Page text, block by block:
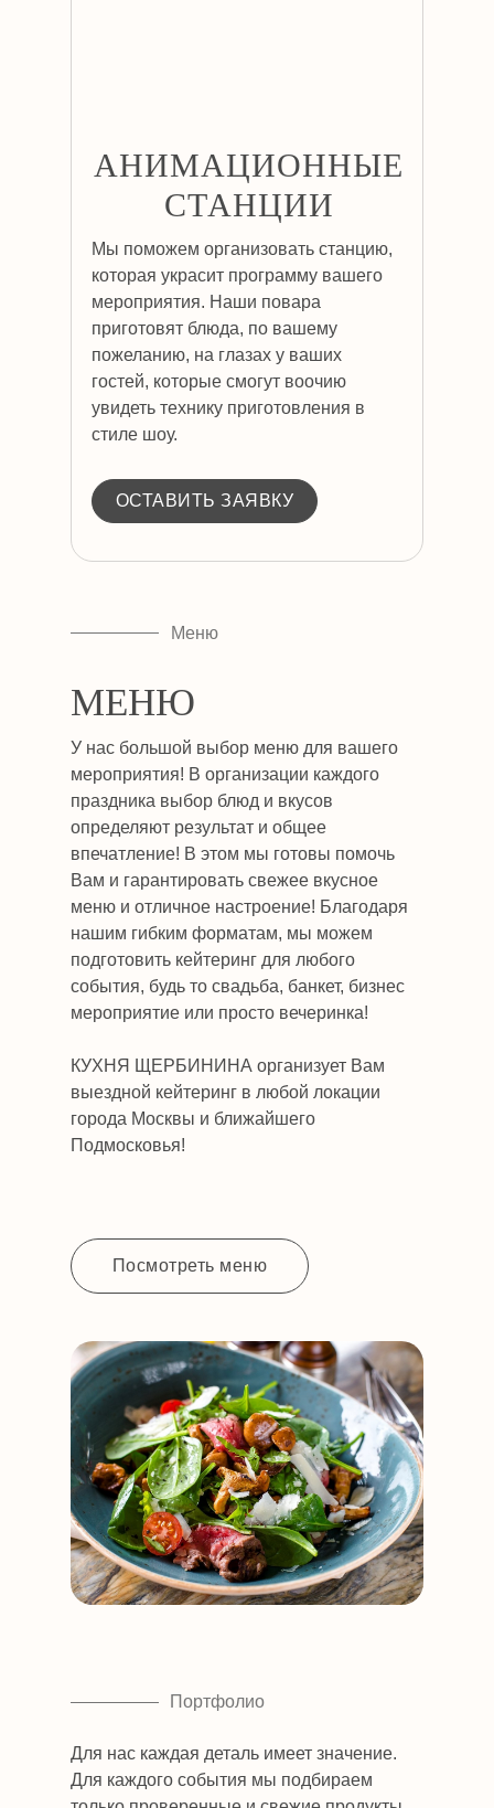
АНИМАЦИОННЫЕ
СТАНЦИИ
Мы поможем организовать станцию,
которая украсит программу вашего
мероприятия. Наши повара
приготовят блюда, по вашему
пожеланию, на глазах у ваших
гостей, которые смогут воочию
увидеть технику приготовления в
стиле шоу.
ОСТАВИТЬ ЗАЯВКУ
Меню
МЕНЮ
У нас большой выбор меню для вашего
мероприятия! В организации каждого
праздника выбор блюд и вкусов
определяют результат и общее
впечатление! В этом мы готовы помочь
Вам и гарантировать свежее вкусное
меню и отличное настроение! Благодаря
нашим гибким форматам, мы можем
подготовить кейтеринг для любого
события, будь то свадьба, банкет, бизнес
мероприятие или просто вечеринка!
КУХНЯ ЩЕРБИНИНА организует Вам
выездной кейтеринг в любой локации
города Москвы и ближайшего
Подмосковья!
Посмотреть меню
Портфолио
Для нас каждая деталь имеет значение.
Для каждого события мы подбираем